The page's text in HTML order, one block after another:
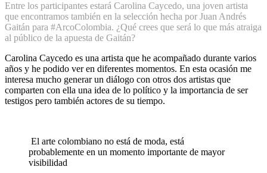
Entre los participantes estará Carolina Caycedo, una joven artista
que encontramos también en la selección hecha por Juan Andrés
Gaitán para #ArcoColombia. ¿Qué crees que será lo que más atraiga
al público de la apuesta de Gaitán?
Carolina Caycedo es una artista que he acompañado durante varios
años y he podido ver en diferentes momentos. En esta ocasión me
interesa mucho generar un diálogo con otros dos artistas que
comparten con ella una idea de lo político y la importancia de ser
testigos pero también actores de su tiempo.
El arte colombiano no está de moda, está
probablemente en un momento importante de mayor
visibilidad